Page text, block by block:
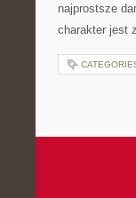
najprostsze
charakter jest